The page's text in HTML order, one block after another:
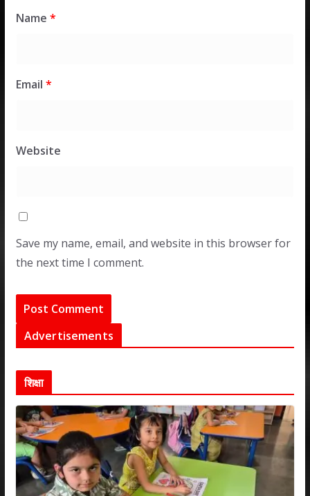
Name *
Email *
Website
Save my name, email, and website in this browser for
the next time I comment.
Advertisements
शिक्षा